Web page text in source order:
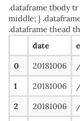
.dataframe tbody
middle; }
.dataframe thead
date
0 20181006
1 20181006
2 20181006